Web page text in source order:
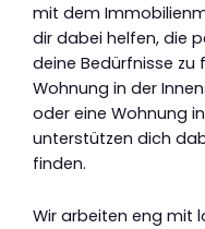
mit dem
dir dabei helfen, die
deine Bedürfnisse zu
Wohnung in der
oder eine Wohnung
unterstützen dich
finden.
Wir arbeiten eng mit